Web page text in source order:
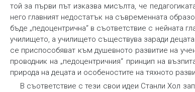
той за първи път изказва мисълта, че
него главният недостатък на съвременната
бъде „педоцентрична“ в съответствие с нейната
училището, а училището съществува заради
се приспособяват към душевното развитие на
проводник на „педоцентричния“ принцип на
природа на децата и особеностите на тяхното
В съответствие с тези свои идеи Станли Хол